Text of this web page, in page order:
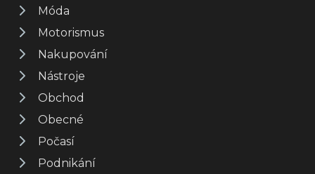
Móda
Motorismus
Nakupování
Nástroje
Obchod
Obecné
Počasí
Podnikání